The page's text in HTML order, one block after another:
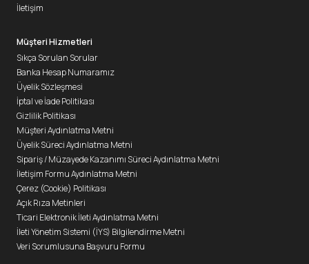
İletişim
Müşteri Hizmetleri
Sıkça Sorulan Sorular
Banka Hesap Numaramız
Üyelik Sözleşmesi
İptal ve İade Politikası
Gizlilik Politikası
Müşteri Aydınlatma Metni
Üyelik Süreci Aydınlatma Metni
Sipariş / Müzayede Kazanımı Süreci Aydınlatma Metni
İletişim Formu Aydınlatma Metni
Çerez (Cookie) Politikası
Açık Rıza Metinleri
Ticari Elektronik İleti Aydınlatma Metni
İleti Yönetim Sistemi (İYS) Bilgilendirme Metni
Veri Sorumlusuna Başvuru Formu